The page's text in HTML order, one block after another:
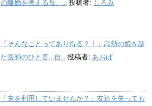
の離婚を考える母、... 投稿者: しろみ
「そんなことってあり得る？！」高熱の娘を診
た医師のひと言…自... 投稿者: あおば
「夫を利用していませんか？」友達を失っても